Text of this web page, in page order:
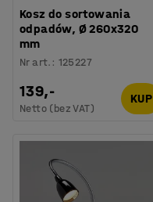
Kosz do sortowania
odpadów, Ø 260x320
mm
Nr art. : 125227
139,-
Netto (bez VAT)
KUP